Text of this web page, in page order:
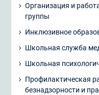
Организация и
группы
Инклюзивное
Школьная служба
Школьная
Профилактическая
безнадзорности и